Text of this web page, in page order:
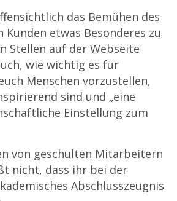
das Bemühen des
Kunden etwas Besonderes zu
Stellen auf der Webseite
wie wichtig es für
Menschen vorzustellen,
sind und „eine
Einstellung zum
von geschulten Mitarbeitern
nicht, dass ihr bei der
Abschlusszeugnis